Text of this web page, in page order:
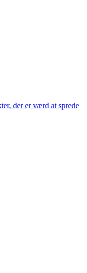
der er værd at sprede